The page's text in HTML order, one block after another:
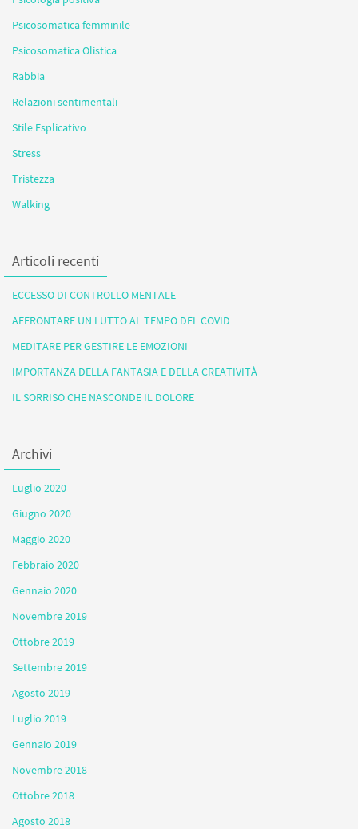
Psicosomatica femminile
Psicosomatica Olistica
Rabbia
Relazioni sentimentali
Stile Esplicativo
Stress
Tristezza
Walking
Articoli recenti
ECCESSO DI CONTROLLO MENTALE
AFFRONTARE UN LUTTO AL TEMPO DEL COVID
MEDITARE PER GESTIRE LE EMOZIONI
IMPORTANZA DELLA FANTASIA E DELLA CREATIVITÀ
IL SORRISO CHE NASCONDE IL DOLORE
Archivi
Luglio 2020
Giugno 2020
Maggio 2020
Febbraio 2020
Gennaio 2020
Novembre 2019
Ottobre 2019
Settembre 2019
Agosto 2019
Luglio 2019
Gennaio 2019
Novembre 2018
Ottobre 2018
Agosto 2018